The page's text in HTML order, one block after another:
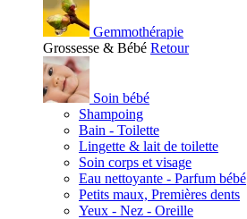
Gemmothérapie
Grossesse & Bébé Retour
Soin bébé
Shampoing
Bain - Toilette
Lingette & lait de toilette
Soin corps et visage
Eau nettoyante - Parfum bébé
Petits maux, Premières dents
Yeux - Nez - Oreille